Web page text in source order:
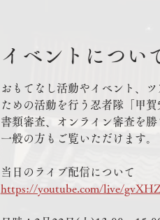
イベントについ
おもてなし活動やイベント、
ための活動を行う忍者隊「甲
書類審査、オンライン審査を
一般の方もご覧いただけます。
当日のライブ配信について
https://youtube.com/live/